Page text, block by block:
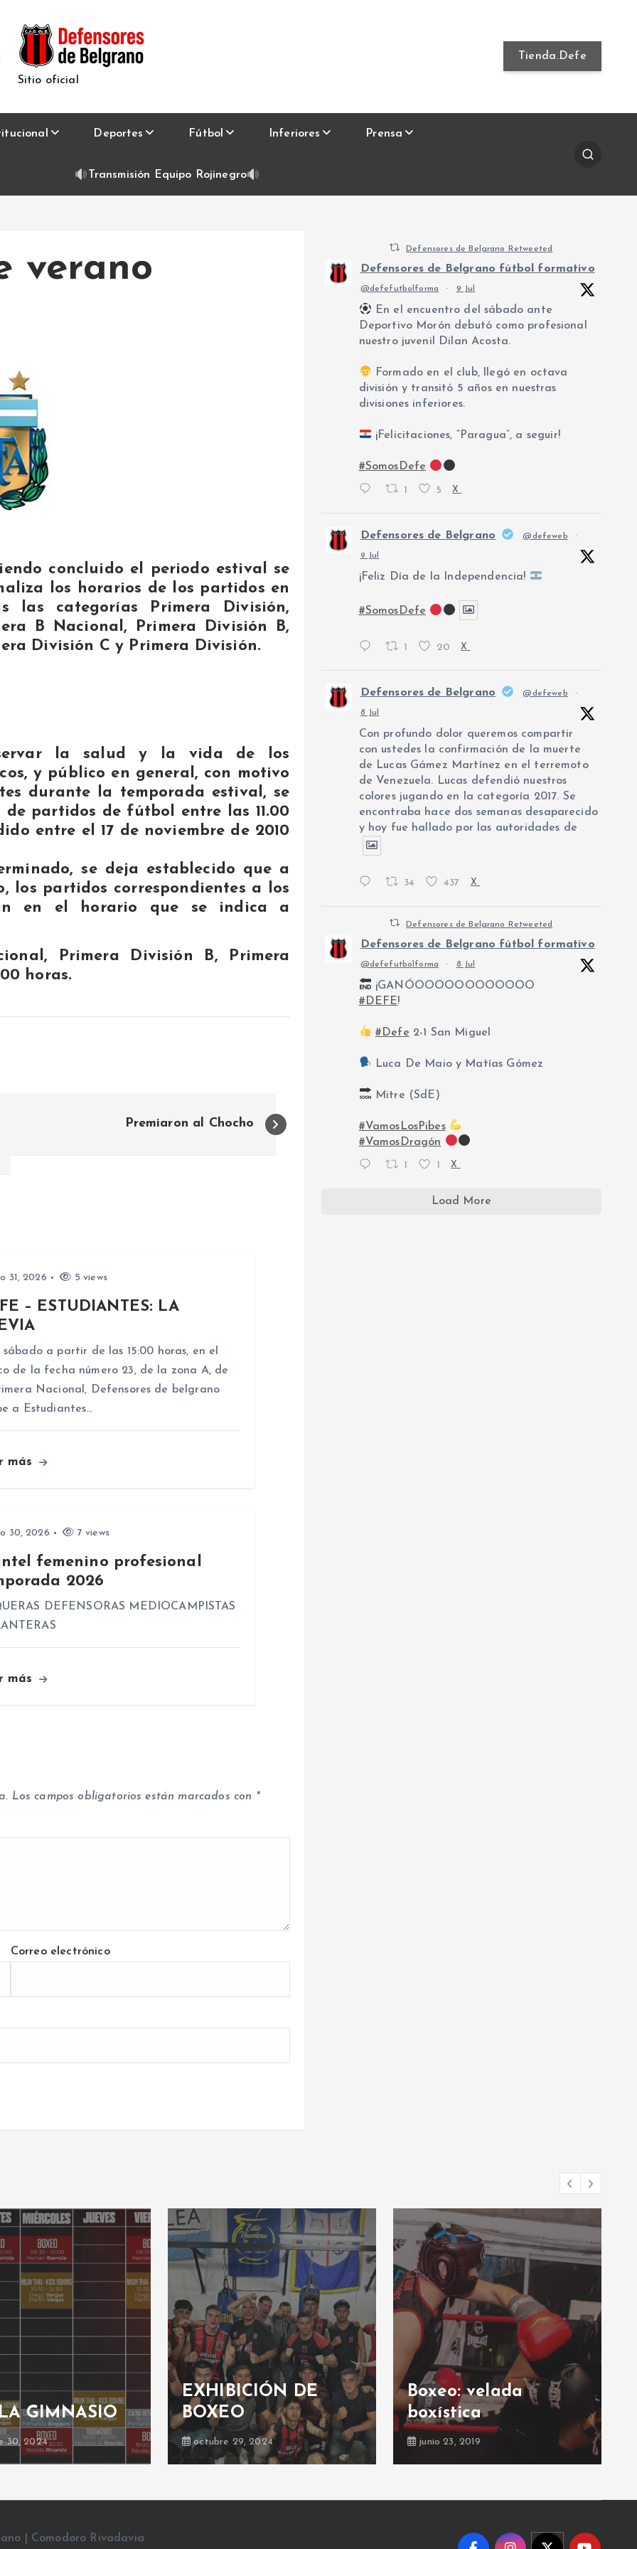
Sitio oficial
Tienda.Defe
Deportes Fútbol Inferiores Prensa
Transmisión Equipo Rojinegro
verano
concluido el periodo estival se
los horarios de los partidos en
las categorías Primera División,
B Nacional, Primera División B,
División C y Primera División.
la salud y la vida de los
y público en general, con motivo
durante la temporada estival, se
partidos de fútbol entre las 11.00
entre el 17 de noviembre de 2010
se deja establecido que a
los partidos correspondientes a los
en el horario que se indica a
Primera División B, Primera
horas.
Premiaron al Chocho
31, 2026 5 views
– ESTUDIANTES: LA
sábado a partir de las 15:00 horas, en el
de la fecha número 23, de la zona A, de
Nacional, Defensores de belgrano
a Estudiantes…
más
30, 2026 7 views
femenino profesional
2026
DEFENSORAS MEDIOCAMPISTAS
más
Los campos obligatorios están marcados con *
Correo electrónico
Defensores de Belgrano Retweeted
Defensores de Belgrano fútbol formativo
@defefutbolforma · 9 Jul
En el encuentro del sábado ante
Deportivo Morón debutó como profesional
nuestro juvenil Dilan Acosta.
Formado en el club, llegó en octava
división y transitó 5 años en nuestras
divisiones inferiores.
¡Felicitaciones, “Paragua”, a seguir!
#SomosDefe
1 5 X
Defensores de Belgrano @defeweb ·
9 Jul
¡Feliz Día de la Independencia!
#SomosDefe
1 20 X
Defensores de Belgrano @defeweb ·
8 Jul
Con profundo dolor queremos compartir
con ustedes la confirmación de la muerte
de Lucas Gámez Martínez en el terremoto
de Venezuela. Lucas defendió nuestros
colores jugando en la categoría 2017. Se
encontraba hace dos semanas desaparecido
y hoy fue hallado por las autoridades de
34 437 X
Defensores de Belgrano Retweeted
Defensores de Belgrano fútbol formativo
@defefutbolforma · 8 Jul
¡GANÓOOOOOOOOOOOO
#DEFE!
#Defe 2-1 San Miguel
Luca De Maio y Matías Gómez
Mitre (SdE)
#VamosLosPibes
#VamosDragón
1 1 X
Load More
GIMNASIO
30, 2024
EXHIBICIÓN DE
BOXEO
octubre 29, 2024
Boxeo: velada
boxística
junio 23, 2019
| Comodoro Rivadavia